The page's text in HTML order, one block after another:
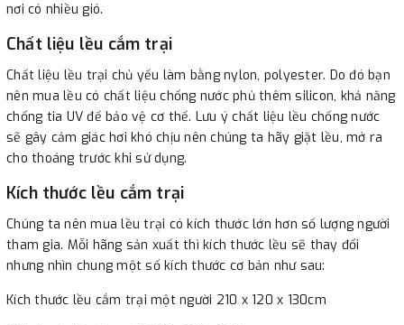
nơi có nhiều gió.
Chất liệu lều cắm trại
Chất liệu lều trại chủ yếu làm bằng nylon, polyester. Do đó bạn
nên mua lều có chất liệu chống nước phủ thêm silicon, khả năng
chống tia UV để bảo vệ cơ thể. Lưu ý chất liệu lều chống nước
sẽ gây cảm giác hơi khó chịu nên chúng ta hãy giặt lều, mở ra
cho thoáng trước khi sử dụng.
Kích thước lều cắm trại
Chúng ta nên mua lều trại có kích thước lớn hơn số lượng người
tham gia. Mỗi hãng sản xuất thì kích thước lều sẽ thay đổi
nhưng nhìn chung một số kích thước cơ bản như sau:
Kích thước lều cắm trại một người 210 x 120 x 130cm